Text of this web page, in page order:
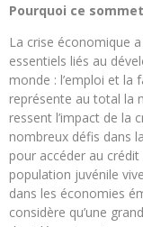
Pourquoi ce
La crise économique
essentiels liés au
monde : l’emploi et la
représente au total la
ressent l’impact de la
nombreux défis dans
pour accéder au
population juvénile
dans les économies
considère qu’une